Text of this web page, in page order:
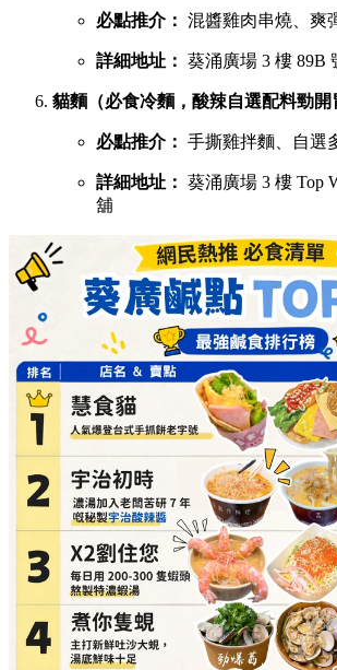
必點推介： 混醬雞肉串燒、爽
詳細地址： 葵涌廣場 3 樓 89B
貓麵（必食冷麵，酸辣自選配料勁開
必點推介： 手撕雞拌麵、自選
詳細地址： 葵涌廣場 3 樓 Top
舖